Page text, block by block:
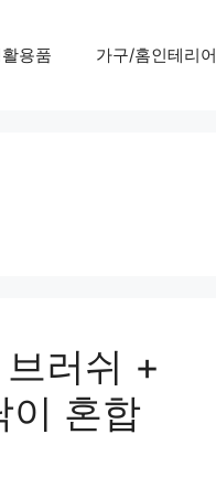
용품 가구/홈인테리어
러쉬 +
이 혼합